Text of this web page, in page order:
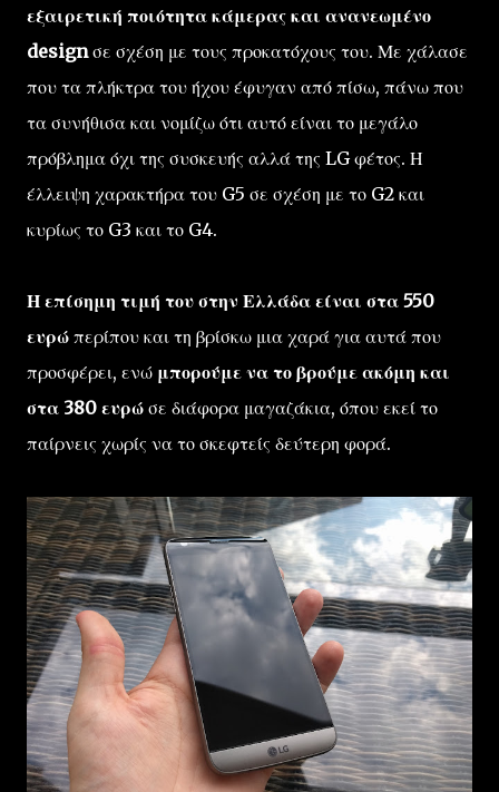
εξαιρετική ποιότητα κάμερας και ανανεωμένο
designσε σχέση με τους προκατόχους του. Με χάλασε
που τα πλήκτρα του ήχου έφυγαν από πίσω, πάνω που
τα συνήθισα και νομίζω ότι αυτό είναι το μεγάλο
πρόβλημα όχι της συσκευής αλλά της LG φέτος. Η
έλλειψη χαρακτήρα του G5 σε σχέση με το G2 και
κυρίως το G3 και το G4.
Η επίσημη τιμή του στην Ελλάδα είναι στα 550
ευρώ περίπου και τη βρίσκω μια χαρά για αυτά που
προσφέρει, ενώ μπορούμε να το βρούμε ακόμη και
στα 380 ευρώ σε διάφορα μαγαζάκια, όπου εκεί το
παίρνεις χωρίς να το σκεφτείς δεύτερη φορά.